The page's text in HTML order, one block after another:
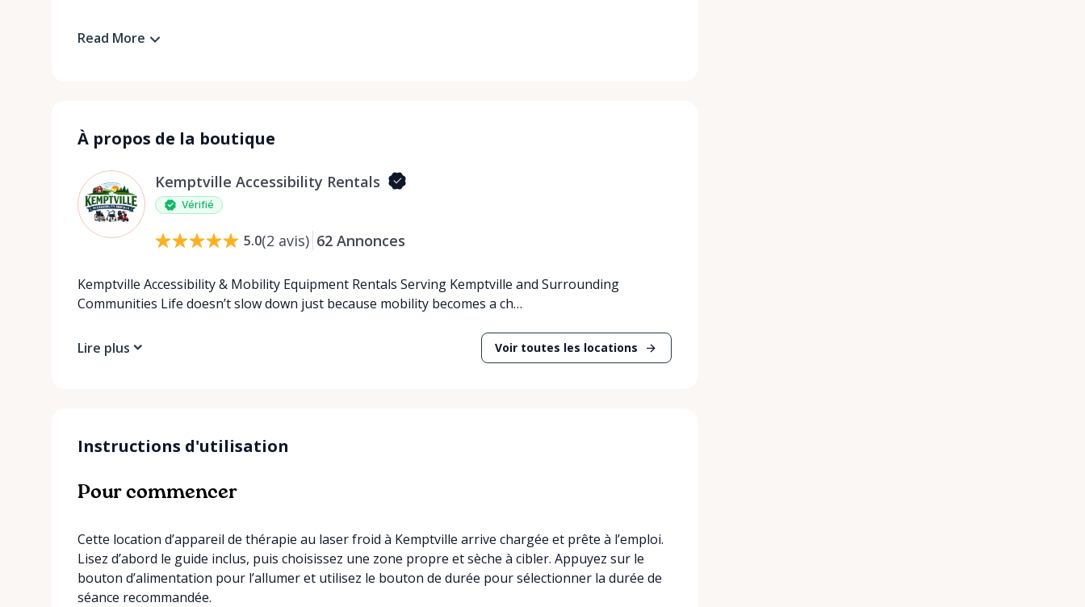
Read More
À propos de la boutique
Kemptville Accessibility Rentals
Vérifié
5.0(2 avis) 62 Annonces
Kemptville Accessibility & Mobility Equipment Rentals Serving Kemptville and Surrounding
Communities Life doesn’t slow down just because mobility becomes a ch…
Lire plus Voir toutes les locations
Instructions d'utilisation
Pour commencer
Cette location d’appareil de thérapie au laser froid à Kemptville arrive chargée et prête à l’emploi.
Lisez d’abord le guide inclus, puis choisissez une zone propre et sèche à cibler. Appuyez sur le
bouton d’alimentation pour l’allumer et utilisez le bouton de durée pour sélectionner la durée de
séance recommandée.